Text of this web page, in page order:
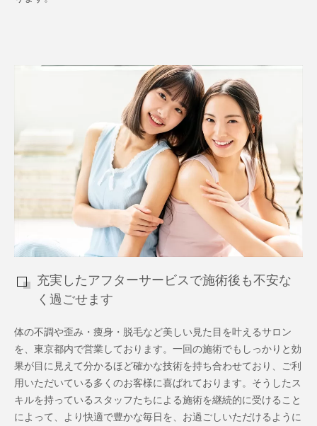
充実したアフターサービスで施術後も不安な
く過ごせます
体の不調や歪み・痩身・脱毛など美しい見た目を叶えるサロン
を、東京都内で営業しております。一回の施術でもしっかりと効
果が目に見えて分かるほど確かな技術を持ち合わせており、ご利
用いただいている多くのお客様に喜ばれております。そうしたス
キルを持っているスタッフたちによる施術を継続的に受けること
によって、より快適で豊かな毎日を、お過ごしいただけるように